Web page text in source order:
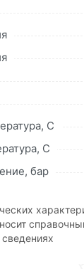
Также можете
цены на
и области.
с
C
C
бар